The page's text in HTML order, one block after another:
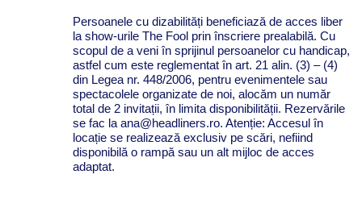
Persoanele cu dizabilități beneficiază de acces liber
la show-urile The Fool prin înscriere prealabilă. Cu
scopul de a veni în sprijinul persoanelor cu handicap,
astfel cum este reglementat în art. 21 alin. (3) – (4)
din Legea nr. 448/2006, pentru evenimentele sau
spectacolele organizate de noi, alocăm un număr
total de 2 invitații, în limita disponibilității. Rezervările
se fac la ana@headliners.ro. Atenție: Accesul în
locație se realizează exclusiv pe scări, nefiind
disponibilă o rampă sau un alt mijloc de acces
adaptat.